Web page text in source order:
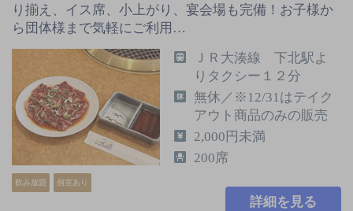
り揃え、イス席、小上がり、宴会場も完備！お子様か
ら団体様まで気軽にご利用…
飲み放題 個室あり
ＪＲ大湊線 下北駅よ
りタクシー１２分
無休／※12/31はテイク
アウト商品のみの販売
2,000円未満
200席
詳細を見る